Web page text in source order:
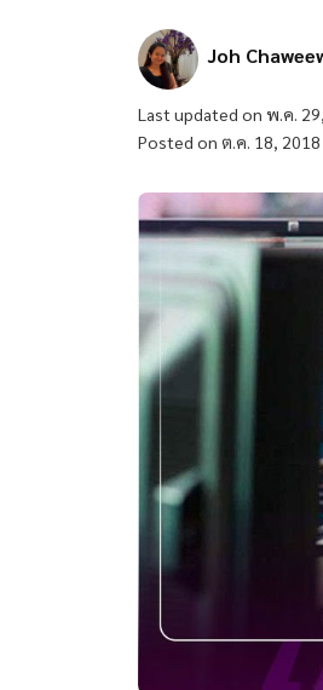
Joh
Last updated on พ.ค.
Posted on ต.ค. 18, 2018